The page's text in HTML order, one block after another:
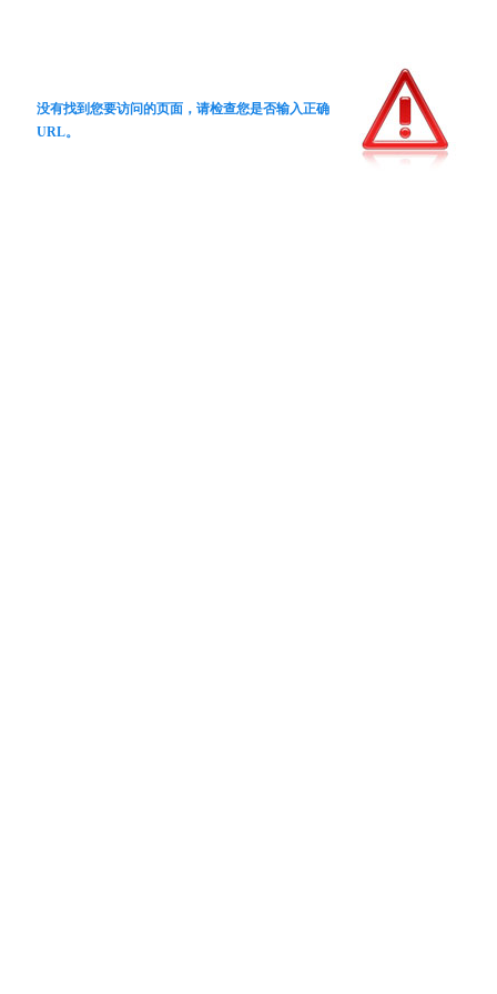
没有找到您要访问的页面，请检查您是否输入正确
URL。